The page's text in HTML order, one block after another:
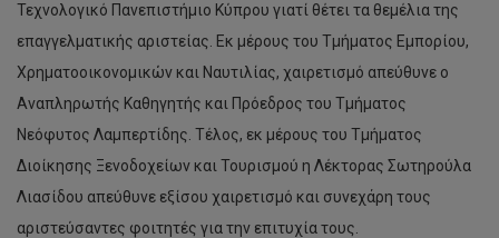
Τεχνολογικό Πανεπιστήμιο Κύπρου γιατί θέτει τα θεμέλια της
επαγγελματικής αριστείας. Εκ μέρους του Τμήματος Εμπορίου,
Χρηματοοικονομικών και Ναυτιλίας, χαιρετισμό απεύθυνε ο
Αναπληρωτής Καθηγητής και Πρόεδρος του Τμήματος
Νεόφυτος Λαμπερτίδης. Τέλος, εκ μέρους του Τμήματος
Διοίκησης Ξενοδοχείων και Τουρισμού η Λέκτορας Σωτηρούλα
Λιασίδου απεύθυνε εξίσου χαιρετισμό και συνεχάρη τους
αριστεύσαντες φοιτητές για την επιτυχία τους.